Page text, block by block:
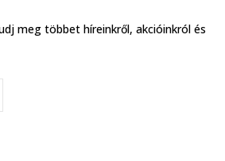
meg többet híreinkről, akcióinkról és